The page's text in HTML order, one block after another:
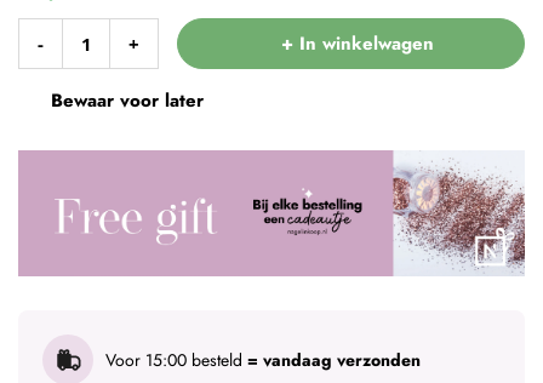
- + + In winkelwagen
Bewaar voor later
Voor 15:00 besteld = vandaag verzonden